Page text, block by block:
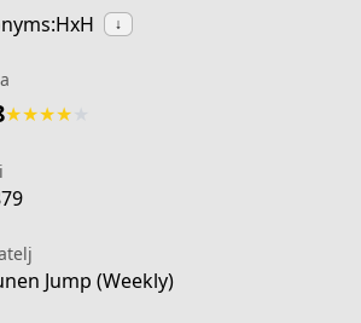
↓
★★★★
Jump (Weekly)